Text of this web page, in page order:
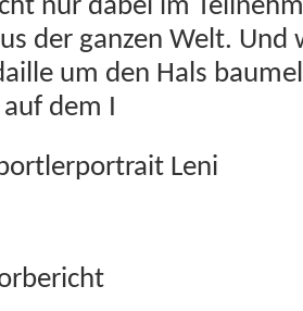
nur dabei im
der ganzen Welt. Und
um den Hals
dem I
Leni